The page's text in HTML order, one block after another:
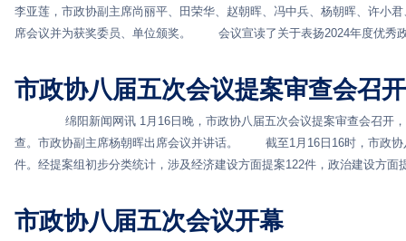
李亚莲，市政协副主席尚丽平、田荣华、赵朝晖、冯中兵、杨朝晖、许小
席会议并为获奖委员、单位颁奖。 会议宣读了关于表扬2024年度优秀
市政协八届五次会议提案审查会召开
绵阳新闻网讯 1月16日晚，市政协八届五次会议提案审查会召开，
查。市政协副主席杨朝晖出席会议并讲话。 截至1月16日16时，市政协
件。经提案组初步分类统计，涉及经济建设方面提案122件，政治建设方面
市政协八届五次会议开幕